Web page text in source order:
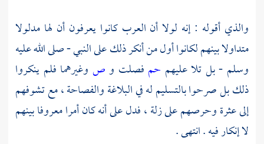
والذي أقوله : إنه لولا أن العرب كانوا يعرفون أن لها مدلولا
متداولا بينهم لكانوا أول من أنكر ذلك على النبي - صلى الله عليه
وسلم - بل تلا عليهم حم فصلت وص وغيرهما فلم ينكروا
ذلك بل صرحوا بالتسليم له في البلاغة والفصاحة ، مع تشوفهم
إلى عثرة وحرصهم على زلة ، فدل على أنه كان أمرا معروفا بينهم
لا إنكار فيه . انتهى .